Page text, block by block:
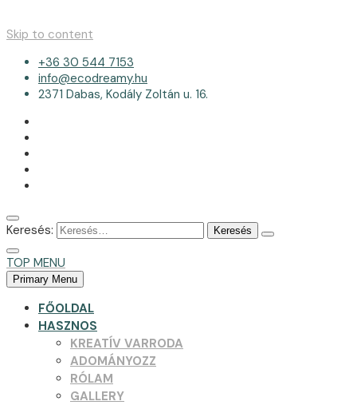
Skip to content
+36 30 544 7153
info@ecodreamy.hu
2371 Dabas, Kodály Zoltán u. 16.
Keresés:
TOP MENU
Primary Menu
FŐOLDAL
HASZNOS
KREATÍV VARRODA
ADOMÁNYOZZ
RÓLAM
GALLERY